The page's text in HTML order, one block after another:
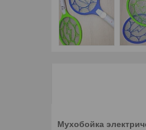
Мухобойка